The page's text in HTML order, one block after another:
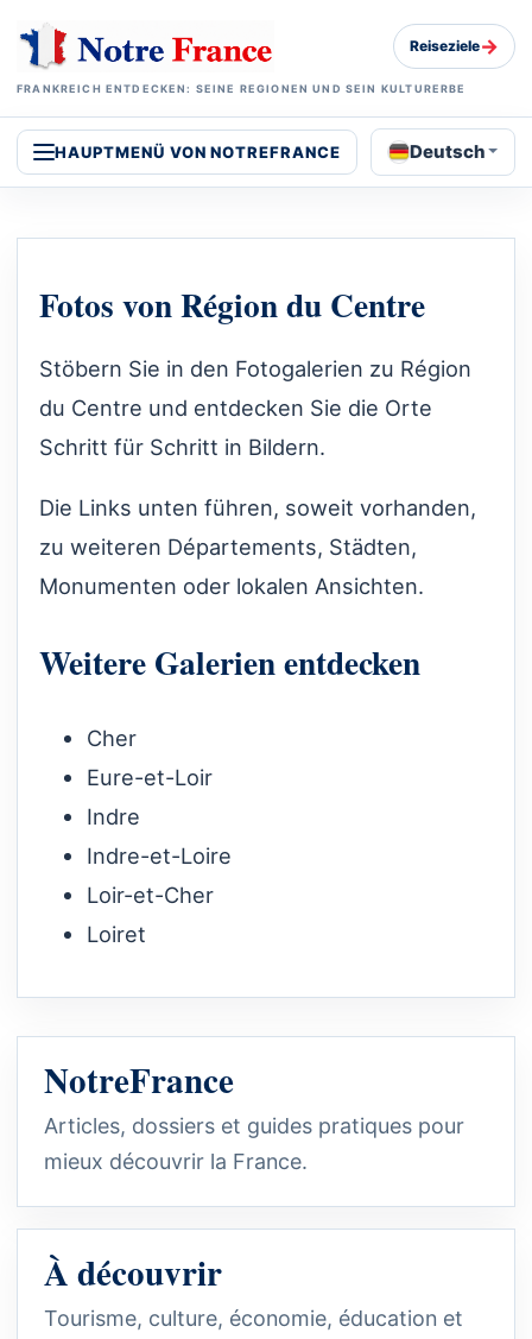
FRANKREICH ENTDECKEN: SEINE REGIONEN UND SEIN KULTURERBE
Reiseziele→
HAUPTMENÜ VON NOTREFRANCE Deutsch
Fotos von Région du Centre
Stöbern Sie in den Fotogalerien zu Région
du Centre und entdecken Sie die Orte
Schritt für Schritt in Bildern.
Die Links unten führen, soweit vorhanden,
zu weiteren Départements, Städten,
Monumenten oder lokalen Ansichten.
Weitere Galerien entdecken
Cher
Eure-et-Loir
Indre
Indre-et-Loire
Loir-et-Cher
Loiret
NotreFrance
Articles, dossiers et guides pratiques pour
mieux découvrir la France.
À découvrir
Tourisme, culture, économie, éducation et